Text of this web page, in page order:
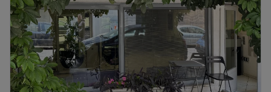
Σάββατο
09:00–15:00
Κυριακή
Κλειστό
Go to venue